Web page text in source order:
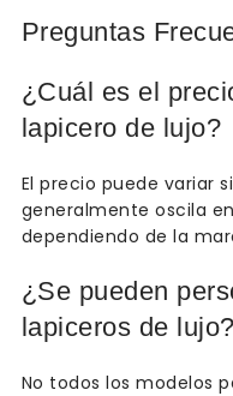
Preguntas
¿Cuál es el
lapicero de lujo?
El precio puede variar
generalmente oscila
dependiendo de la
¿Se pueden
lapiceros de lujo?
No todos los modelos